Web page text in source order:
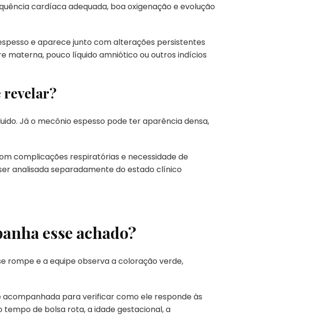
cardíaca adequada, boa oxigenação e evolução
e aparece junto com alterações persistentes
materna, pouco líquido amniótico ou outros indícios
revelar?
Já o mecônio espesso pode ter aparência densa,
complicações respiratórias e necessidade de
analisada separadamente do estado clínico
esse achado?
rompe e a equipe observa a coloração verde,
para verificar como ele responde às
de bolsa rota, a idade gestacional, a